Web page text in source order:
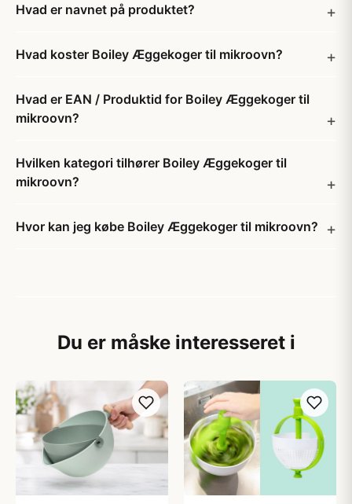
Hvad er navnet på produktet?
Hvad koster Boiley Æggekoger til mikroovn?
Hvad er EAN / Produktid for Boiley Æggekoger til
mikroovn?
Hvilken kategori tilhører Boiley Æggekoger til
mikroovn?
Hvor kan jeg købe Boiley Æggekoger til mikroovn?
Du er måske interesseret i